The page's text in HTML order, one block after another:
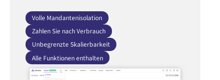
Volle Mandantenisolation
Zahlen Sie nach Verbrauch
Unbegrenzte Skalierbarkeit
Alle Funktionen enthalten